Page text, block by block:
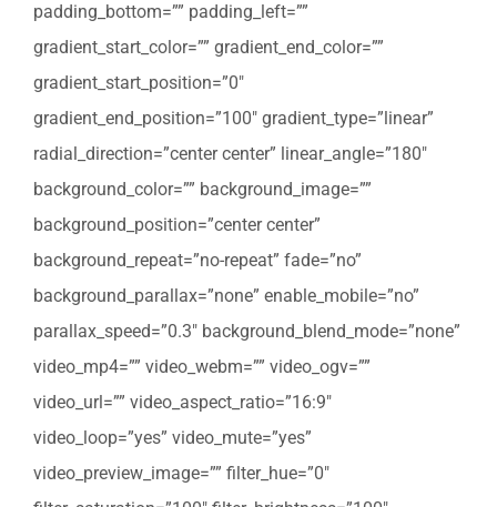
padding_bottom=”” padding_left=””
gradient_start_color=”” gradient_end_color=””
gradient_start_position=”0″
gradient_end_position=”100″ gradient_type=”linear”
radial_direction=”center center” linear_angle=”180″
background_color=”” background_image=””
background_position=”center center”
background_repeat=”no-repeat” fade=”no”
background_parallax=”none” enable_mobile=”no”
parallax_speed=”0.3″ background_blend_mode=”none”
video_mp4=”” video_webm=”” video_ogv=””
video_url=”” video_aspect_ratio=”16:9″
video_loop=”yes” video_mute=”yes”
video_preview_image=”” filter_hue=”0″